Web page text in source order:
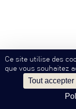
Ce site utilise des
que vous souhaitez
Tout accepter